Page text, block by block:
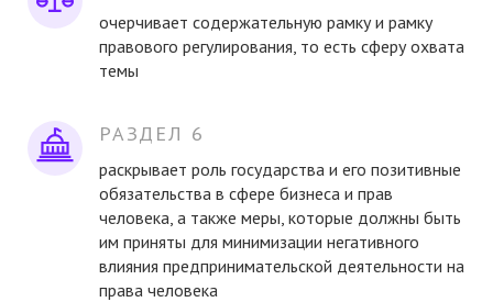
очерчивает содержательную рамку и рамку
правового регулирования, то есть сферу охвата
темы
РАЗДЕЛ 6
раскрывает роль государства и его позитивные
обязательства в сфере бизнеса и прав
человека, а также меры, которые должны быть
им приняты для минимизации негативного
влияния предпринимательской деятельности на
права человека